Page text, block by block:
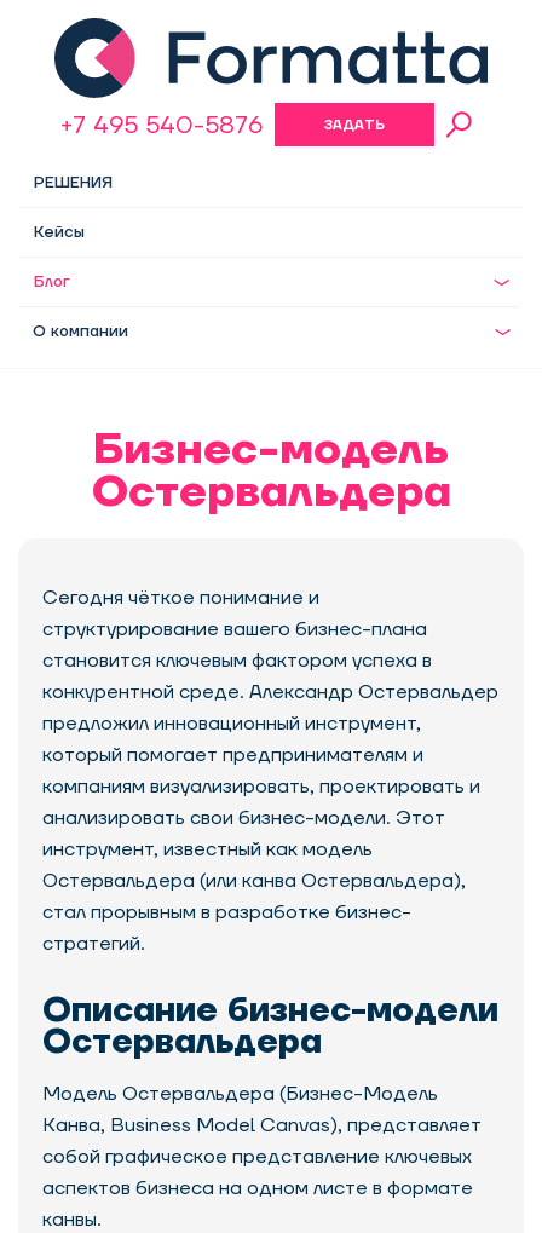
РЕШЕНИЯ
Кейсы
Блог
О компании
+7 495 540-5876 ЗАДАТЬ
Бизнес-модель
Остервальдера
Сегодня чёткое понимание и
структурирование вашего бизнес-плана
становится ключевым фактором успеха в
конкурентной среде. Александр Остервальдер
предложил инновационный инструмент,
который помогает предпринимателям и
компаниям визуализировать, проектировать и
анализировать свои бизнес-модели. Этот
инструмент, известный как модель
Остервальдера (или канва Остервальдера),
стал прорывным в разработке бизнес-
стратегий.
Описание бизнес-модели
Остервальдера
Модель Остервальдера (Бизнес-Модель
Канва, Business Model Canvas), представляет
собой графическое представление ключевых
аспектов бизнеса на одном листе в формате
канвы.